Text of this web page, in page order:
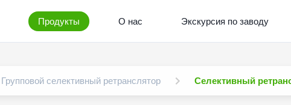
Продукты О нас Экскурсия по заводу
Групповой селективный ретранслятор Селективный